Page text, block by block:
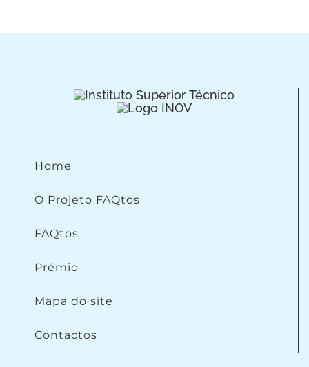
Home
O Projeto FAQtos
FAQtos
Prémio
Mapa do site
Contactos